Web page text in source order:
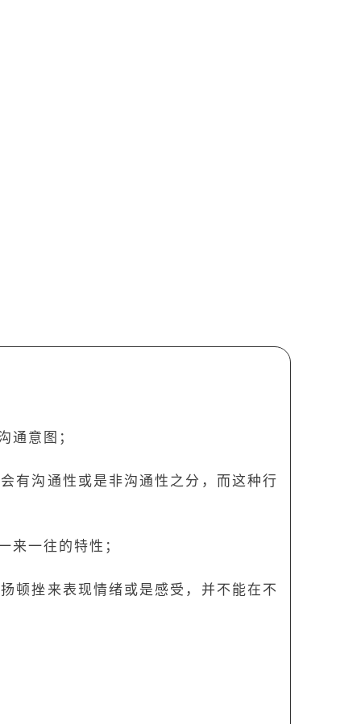
通意图；
有沟通性或是非沟通性之分，而这种行
来一往的特性；
顿挫来表现情绪或是感受，并不能在不